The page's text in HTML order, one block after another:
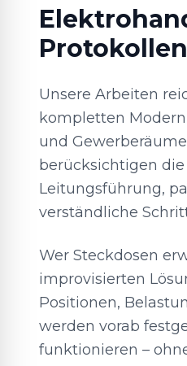
Protokollen
Unsere Arbeiten
kompletten
und
berücksichtigen
Leitungsführung,
verständliche
Wer Steckdosen
improvisierten
Positionen,
werden vorab
funktionieren –